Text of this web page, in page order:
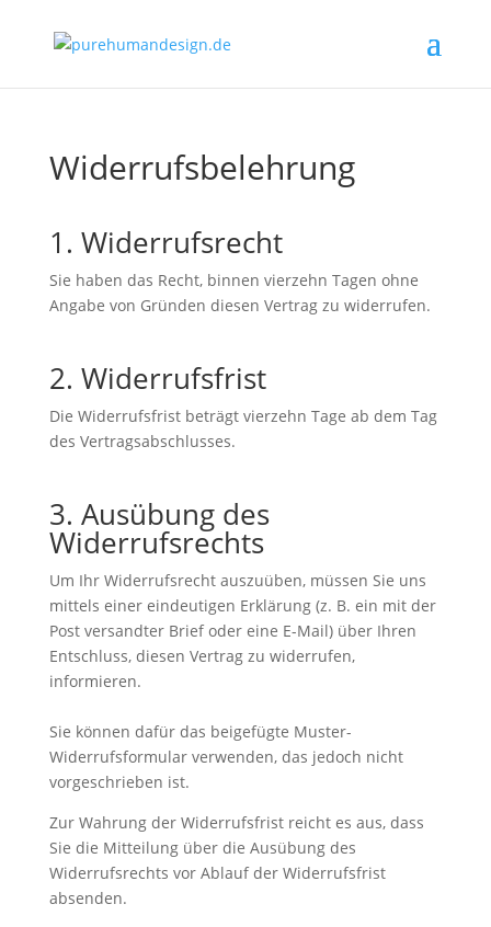
Widerrufsbelehrung
1. Widerrufsrecht
Sie haben das Recht, binnen vierzehn Tagen ohne
Angabe von Gründen diesen Vertrag zu widerrufen.
2. Widerrufsfrist
Die Widerrufsfrist beträgt vierzehn Tage ab dem Tag
des Vertragsabschlusses.
3. Ausübung des
Widerrufsrechts
Um Ihr Widerrufsrecht auszuüben, müssen Sie uns
mittels einer eindeutigen Erklärung (z. B. ein mit der
Post versandter Brief oder eine E-Mail) über Ihren
Entschluss, diesen Vertrag zu widerrufen,
informieren.
Sie können dafür das beigefügte Muster-
Widerrufsformular verwenden, das jedoch nicht
vorgeschrieben ist.
Zur Wahrung der Widerrufsfrist reicht es aus, dass
Sie die Mitteilung über die Ausübung des
Widerrufsrechts vor Ablauf der Widerrufsfrist
absenden.